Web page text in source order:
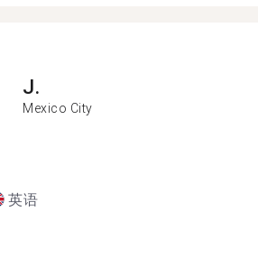
J.
Mexico City
英语